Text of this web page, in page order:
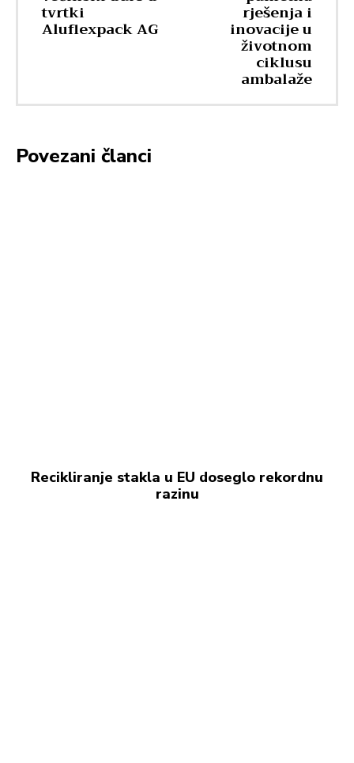
tvrtki
Aluflexpack AG
rješenja i
inovacije u
životnom
ciklusu
ambalaže
Povezani članci
Recikliranje stakla u EU doseglo rekordnu
razinu